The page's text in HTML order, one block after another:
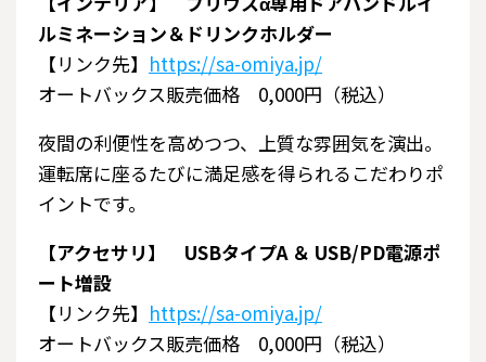
ルミネーション＆ドリンクホルダー
【リンク先】 https://sa-omiya.jp/
オートバックス販売価格 0,000円（税込）
夜間の利便性を高めつつ、上質な雰囲気を演出。
運転席に座るたびに満足感を得られるこだわりポ
イントです。
【アクセサリ】 USBタイプA ＆ USB/PD電源ポ
ート増設
【リンク先】 https://sa-omiya.jp/
オートバックス販売価格 0,000円（税込）